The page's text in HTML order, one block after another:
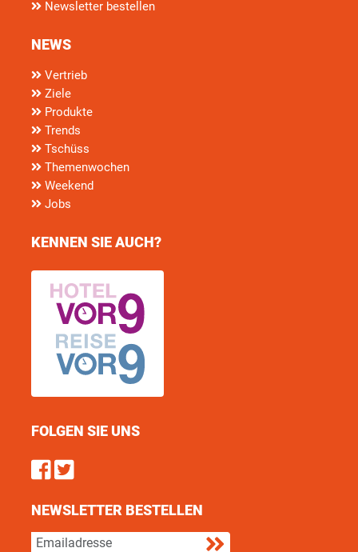
Newsletter bestellen
NEWS
Vertrieb
Ziele
Produkte
Trends
Tschüss
Themenwochen
Weekend
Jobs
KENNEN SIE AUCH?
FOLGEN SIE UNS
Find us on Facebook
Follow us on Twitter
NEWSLETTER BESTELLEN